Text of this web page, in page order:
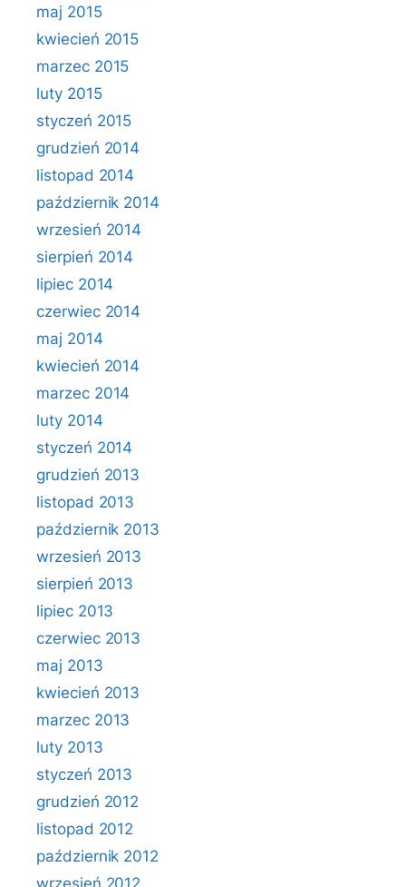
maj 2015
kwiecień 2015
marzec 2015
luty 2015
styczeń 2015
grudzień 2014
listopad 2014
październik 2014
wrzesień 2014
sierpień 2014
lipiec 2014
czerwiec 2014
maj 2014
kwiecień 2014
marzec 2014
luty 2014
styczeń 2014
grudzień 2013
listopad 2013
październik 2013
wrzesień 2013
sierpień 2013
lipiec 2013
czerwiec 2013
maj 2013
kwiecień 2013
marzec 2013
luty 2013
styczeń 2013
grudzień 2012
listopad 2012
październik 2012
wrzesień 2012